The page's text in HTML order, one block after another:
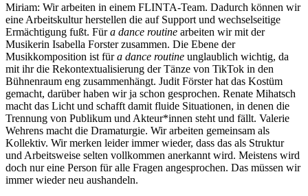
Miriam: Wir arbeiten in einem FLINTA-Team. Dadurch können wir
eine Arbeitskultur herstellen die auf Support und wechselseitige
Ermächtigung fußt. Füra dance routine arbeiten wir mit der
Musikerin Isabella Forster zusammen. Die Ebene der
Musikkomposition ist füra dance routine unglaublich wichtig, da
mit ihr die Rekontextualisierung der Tänze von TikTok in den
Bühnenraum eng zusammenhängt. Judit Förster hat das Kostüm
gemacht, darüber haben wir ja schon gesprochen. Renate Mihatsch
macht das Licht und schafft damit fluide Situationen, in denen die
Trennung von Publikum und Akteur*innen steht und fällt. Valerie
Wehrens macht die Dramaturgie. Wir arbeiten gemeinsam als
Kollektiv. Wir merken leider immer wieder, dass das als Struktur
und Arbeitsweise selten vollkommen anerkannt wird. Meistens wird
doch nur eine Person für alle Fragen angesprochen. Das müssen wir
immer wieder neu aushandeln.